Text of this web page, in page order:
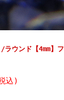
ウンド【4mm】フ
込)